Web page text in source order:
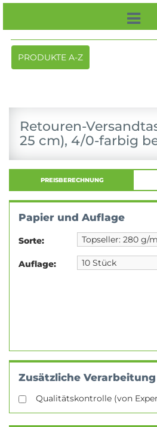
Toggle
navigation
PRODUKTE A-Z
Retouren-
25 cm), 4/0-farbig
PREISBERECHNUNG
Papier und Auflage
Sorte:
Auflage:
Zusätzliche Verarbeitung
Qualitätskontrolle (von